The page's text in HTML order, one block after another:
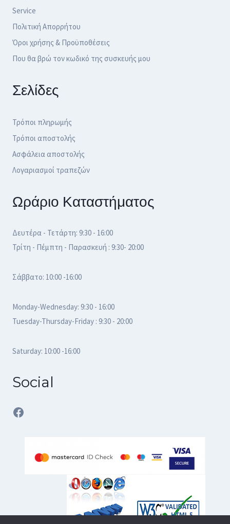
Service
Πολιτική Απορρήτου
Όροι χρήσης & Προϋποθέσεις
Που θα βρώ τον κωδικό της συσκευής μου
Σελίδες
Τρόποι πληρωμής
Τρόποι αποστολής
Ασφάλεια αποστολής
Λογαριασμοί τραπεζών
Ωράριο Καταστήματος
Δευτέρα - Τετάρτη: 9:30 - 16:00
Τρίτη - Πέμπτη - Παρασκευή : 9:30- 20:00
Σάββατο: 10:00 -16:00
Monday-Wednesday: 9:30 - 16:00
Tuesday-Thursday-Friday : 9:30 - 20:00
Saturday: 10:00 -16:00
Social
Facebook